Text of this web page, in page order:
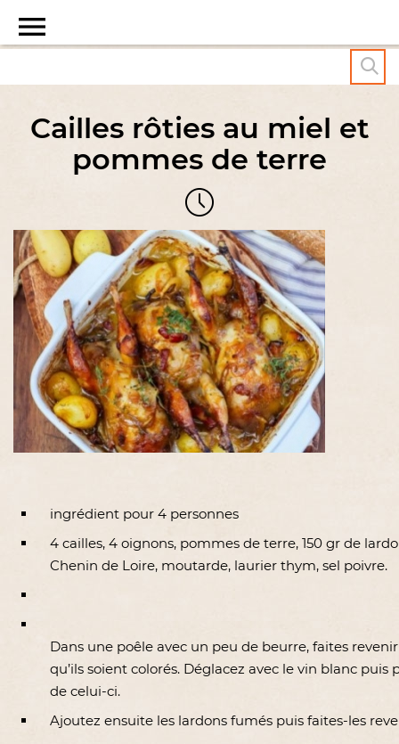

Cailles rôties au miel et
pommes de terre
ingrédient pour 4 personnes
4 cailles, 4 oignons, pommes de terre, 150 gr de
Chenin de Loire, moutarde, laurier thym, sel poivre.
Dans une poêle avec un peu de beurre, faites
qu’ils soient colorés. Déglacez avec le vin blanc
de celui-ci.
Ajoutez ensuite les lardons fumés puis faites-les